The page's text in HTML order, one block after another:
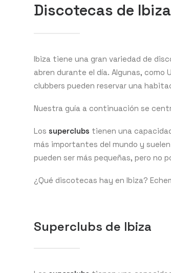
Discotecas de
Ibiza tiene una gran variedad de
abren durante el día. Algunas,
clubbers pueden reservar una
Nuestra guía a continuación se
Los superclubs tienen una
más importantes del mundo y
pueden ser más pequeñas, pero no
¿Qué discotecas hay en Ibiza?
Superclubs de Ibiza